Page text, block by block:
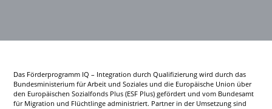
Das Förderprogramm IQ – Integration durch Qualifizierung wird durch das
Bundesministerium für Arbeit und Soziales und die Europäische Union über
den Europäischen Sozialfonds Plus (ESF Plus) gefördert und vom Bundesamt
für Migration und Flüchtlinge administriert. Partner in der Umsetzung sind